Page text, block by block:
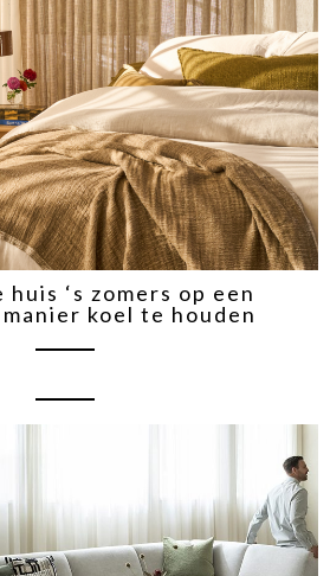
huis ‘s zomers op een
koel te houden